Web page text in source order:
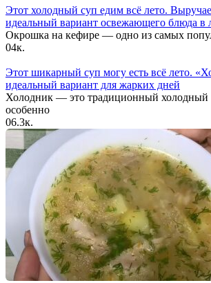
Этот холодный суп едим всё лето.
идеальный вариант освежающего блюда в
Окрошка на кефире — одно из самых
04к.
Этот шикарный суп могу есть всё лето.
идеальный вариант для жарких дней
Холодник — это традиционный холодный
особенно
06.3к.